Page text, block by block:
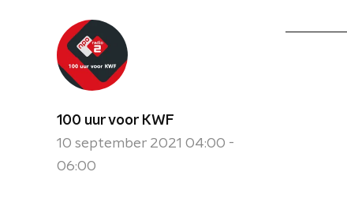
100 uur voor KWF
10 september 2021 04:00 -
06:00